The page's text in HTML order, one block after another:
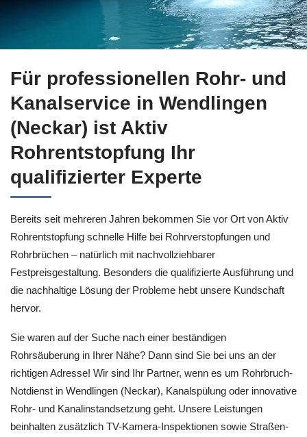
Für professionellen Rohr- und
Kanalservice in Wendlingen
(Neckar) ist Aktiv
Rohrentstopfung Ihr
qualifizierter Experte
Bereits seit mehreren Jahren bekommen Sie vor Ort von Aktiv
Rohrentstopfung schnelle Hilfe bei Rohrverstopfungen und
Rohrbrüchen – natürlich mit nachvollziehbarer
Festpreisgestaltung. Besonders die qualifizierte Ausführung und
die nachhaltige Lösung der Probleme hebt unsere Kundschaft
hervor.
Sie waren auf der Suche nach einer beständigen
Rohrsäuberung in Ihrer Nähe? Dann sind Sie bei uns an der
richtigen Adresse! Wir sind Ihr Partner, wenn es um Rohrbruch-
Notdienst in Wendlingen (Neckar), Kanalspülung oder innovative
Rohr- und Kanalinstandsetzung geht. Unsere Leistungen
beinhalten zusätzlich TV-Kamera-Inspektionen sowie Straßen-